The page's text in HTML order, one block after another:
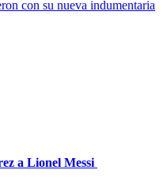
con su nueva indumentaria
a Lionel Messi